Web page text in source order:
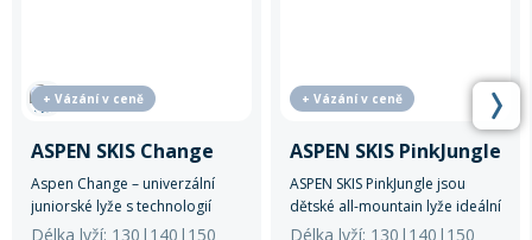
+ Vázání v ceně
ASPEN SKIS Change
Aspen Change – univerzální
juniorské lyže s technologií
Rocker a zakulacenou patkou
Délka lyží: 130|140|150
+ Vázání v ceně
ASPEN SKIS PinkJungle
ASPEN SKIS PinkJungle jsou
dětské all-mountain lyže ideální
pro univerzální použití.
Délka lyží: 130|140|150